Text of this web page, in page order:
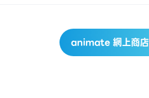
animate 網上商店